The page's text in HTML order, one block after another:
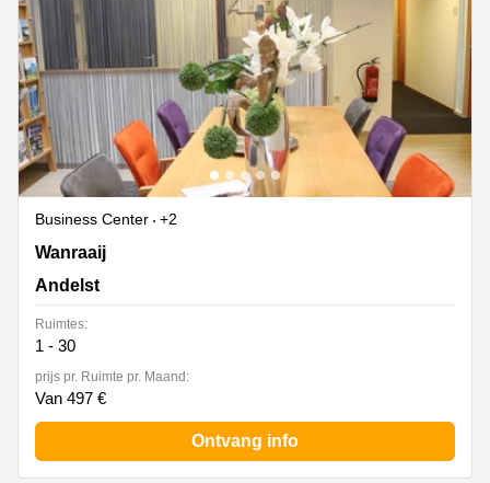
Business Center
+2
Wanraaij 4, Andelst
Wanraaij
Andelst
Ruimtes:
1 - 30
prijs pr. Ruimte pr. Maand:
Van 497 €
Ontvang info